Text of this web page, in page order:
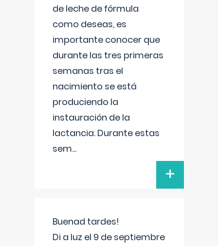
de leche de fórmula
como deseas, es
importante conocer que
durante las tres primeras
semanas tras el
nacimiento se está
produciendo la
instauración de la
lactancia. Durante estas
sem...
+
Buenad tardes!
Di a luz el 9 de septiembre